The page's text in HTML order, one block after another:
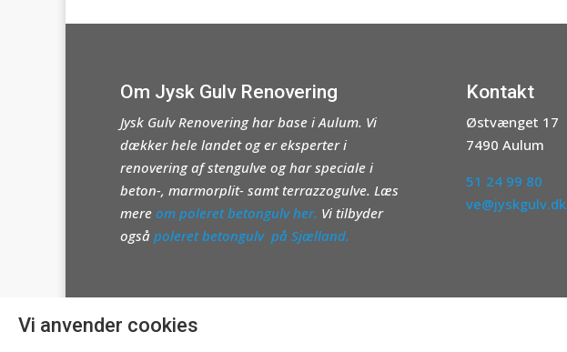
Om Jysk Gulv Renovering
Jysk Gulv Renovering har base i Aulum. Vi
dækker hele landet og er eksperter i
renovering af stengulve og har speciale i
beton-, marmorplit- samt terrazzogulve. Læs
mere om poleret betongulv her. Vi tilbyder
også poleret betongulv på Sjælland.
Kontakt
Østvænget 17
7490 Aulum
51 24 99 80
ve@jyskgulv.dk
Vi anvender cookies